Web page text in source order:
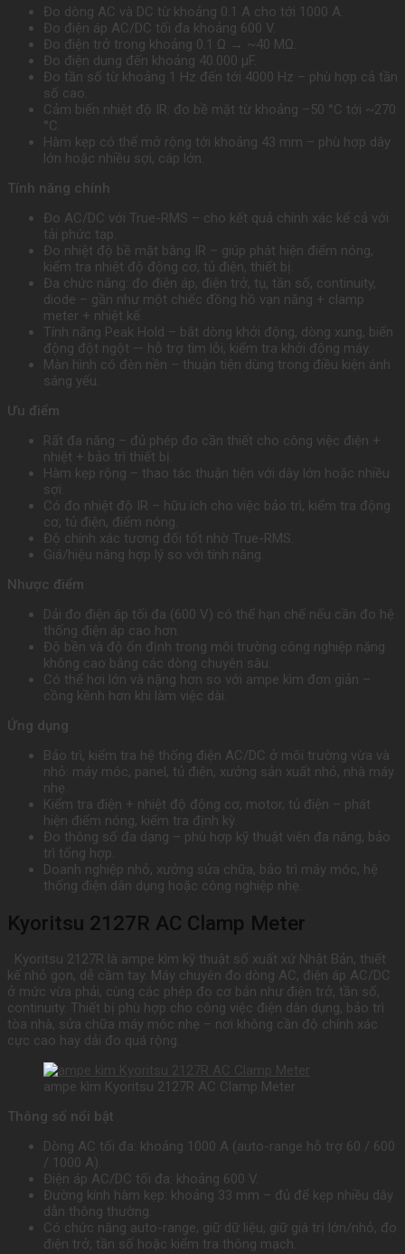
Đo dòng AC và DC từ khoảng 0.1 A cho tới 1000 A.
Đo điện áp AC/DC tối đa khoảng 600 V.
Đo điện trở trong khoảng 0.1 Ω → ~40 MΩ.
Đo điện dung đến khoảng 40.000 µF.
Đo tần số từ khoảng 1 Hz đến tới 4000 Hz – phù hợp cả tần
số cao.
Cảm biến nhiệt độ IR: đo bề mặt từ khoảng –50 °C tới ~270
°C.
Hàm kẹp có thể mở rộng tới khoảng 43 mm – phù hợp dây
lớn hoặc nhiều sợi, cáp lớn.
Tính năng chính
Đo AC/DC với True-RMS – cho kết quả chính xác kể cả với
tải phức tạp.
Đo nhiệt độ bề mặt bằng IR – giúp phát hiện điểm nóng,
kiểm tra nhiệt độ động cơ, tủ điện, thiết bị.
Đa chức năng: đo điện áp, điện trở, tụ, tần số, continuity,
diode – gần như một chiếc đồng hồ vạn năng + clamp
meter + nhiệt kế.
Tính năng Peak Hold – bắt dòng khởi động, dòng xung, biến
động đột ngột — hỗ trợ tìm lỗi, kiểm tra khởi động máy.
Màn hình có đèn nền – thuận tiện dùng trong điều kiện ánh
sáng yếu.
Ưu điểm
Rất đa năng – đủ phép đo cần thiết cho công việc điện +
nhiệt + bảo trì thiết bị.
Hàm kẹp rộng – thao tác thuận tiện với dây lớn hoặc nhiều
sợi.
Có đo nhiệt độ IR – hữu ích cho việc bảo trì, kiểm tra động
cơ, tủ điện, điểm nóng.
Độ chính xác tương đối tốt nhờ True-RMS.
Giá/hiệu năng hợp lý so với tính năng.
Nhược điểm
Dải đo điện áp tối đa (600 V) có thể hạn chế nếu cần đo hệ
thống điện áp cao hơn.
Độ bền và độ ổn định trong môi trường công nghiệp nặng
không cao bằng các dòng chuyên sâu.
Có thể hơi lớn và nặng hơn so với ampe kìm đơn giản –
cồng kềnh hơn khi làm việc dài.
Ứng dụng
Bảo trì, kiểm tra hệ thống điện AC/DC ở môi trường vừa và
nhỏ: máy móc, panel, tủ điện, xưởng sản xuất nhỏ, nhà máy
nhẹ.
Kiểm tra điện + nhiệt độ động cơ, motor, tủ điện – phát
hiện điểm nóng, kiểm tra định kỳ.
Đo thông số đa dạng – phù hợp kỹ thuật viên đa năng, bảo
trì tổng hợp.
Doanh nghiệp nhỏ, xưởng sửa chữa, bảo trì máy móc, hệ
thống điện dân dụng hoặc công nghiệp nhẹ.
Kyoritsu 2127R AC Clamp Meter
Kyoritsu 2127R là ampe kìm kỹ thuật số xuất xứ Nhật Bản, thiết
kế nhỏ gọn, dễ cầm tay. Máy chuyên đo dòng AC, điện áp AC/DC
ở mức vừa phải, cùng các phép đo cơ bản như điện trở, tần số,
continuity. Thiết bị phù hợp cho công việc điện dân dụng, bảo trì
tòa nhà, sửa chữa máy móc nhẹ – nơi không cần độ chính xác
cực cao hay dải đo quá rộng.
ampe kìm Kyoritsu 2127R AC Clamp Meter
Thông số nổi bật
Dòng AC tối đa: khoảng 1000 A (auto-range hỗ trợ 60 / 600
/ 1000 A).
Điện áp AC/DC tối đa: khoảng 600 V.
Đường kính hàm kẹp: khoảng 33 mm – đủ để kẹp nhiều dây
dẫn thông thường.
Có chức năng auto-range, giữ dữ liệu, giữ giá trị lớn/nhỏ, đo
điện trở, tần số hoặc kiểm tra thông mạch.